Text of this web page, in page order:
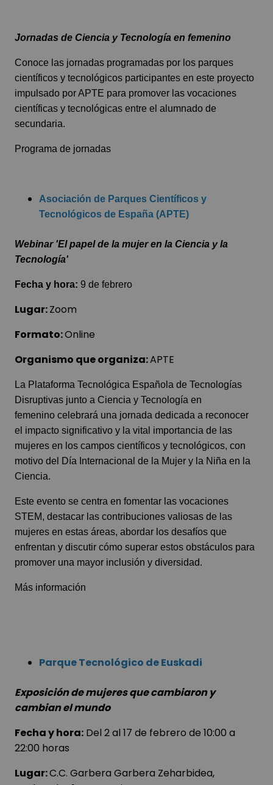
Jornadas de Ciencia y Tecnología en femenino
Conoce las jornadas programadas por los parques
científicos y tecnológicos participantes en este proyecto
impulsado por APTE para promover las vocaciones
científicas y tecnológicas entre el alumnado de
secundaria.
Programa de jornadas
Asociación de Parques Científicos y
Tecnológicos de España (APTE)
Webinar 'El papel de la mujer en la Ciencia y la
Tecnología'
Fecha y hora: 9 de febrero
Lugar:Zoom
Formato:Online
Organismo que organiza:APTE
La Plataforma Tecnológica Española de Tecnologías
Disruptivas junto a Ciencia y Tecnología en
femenino celebrará una jornada dedicada a reconocer
el impacto significativo y la vital importancia de las
mujeres en los campos científicos y tecnológicos, con
motivo del Día Internacional de la Mujer y la Niña en la
Ciencia.
Este evento se centra en fomentar las vocaciones
STEM, destacar las contribuciones valiosas de las
mujeres en estas áreas, abordar los desafíos que
enfrentan y discutir cómo superar estos obstáculos para
promover una mayor inclusión y diversidad.
Más información
Parque Tecnológico de Euskadi
Exposición de mujeres que cambiaron y
cambian el mundo
Fecha y hora: Del 2 al 17 de febrero de 10:00 a
22:00 horas
Lugar:C.C. Garbera Garbera Zeharbidea,